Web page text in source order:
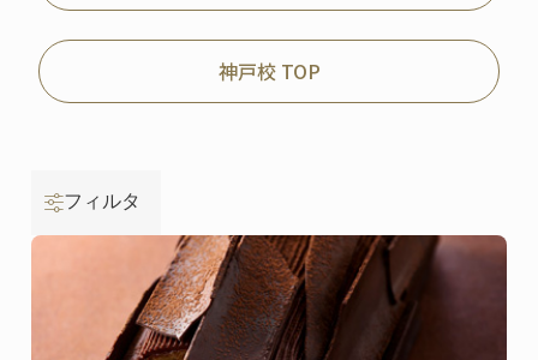
神戸校 TOP
フィルタ